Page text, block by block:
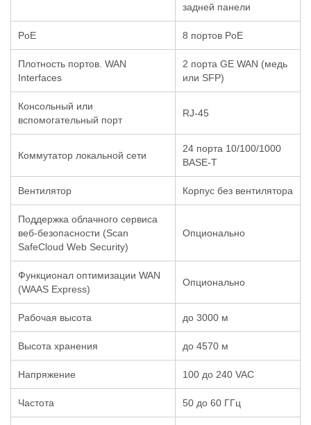
задней панели
PoE 8 портов PoE
Плотность портов. WAN
Interfaces
2 порта GE WAN (медь
или SFP)
Консольный или
вспомогательный порт
RJ-45
Коммутатор локальной сети
24 порта 10/100/1000
BASE-T
Вентилятор Корпус без вентилятора
Поддержка облачного сервиса
веб-безопасности (Scan
SafeCloud Web Security)
Опционально
Функционал оптимизации WAN
(WAAS Express)
Опционально
Рабочая высота до 3000 м
Высота хранения до 4570 м
Напряжение 100 до 240 VAC
Частота 50 до 60 ГГц